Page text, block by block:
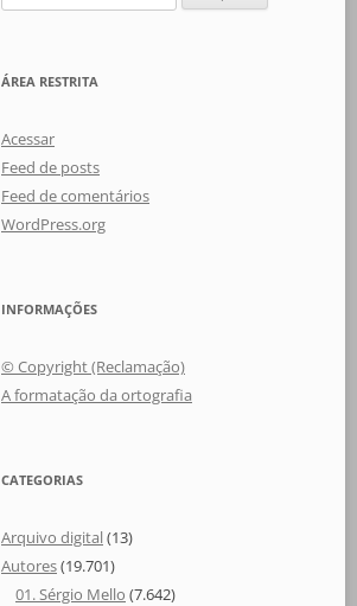
por:
ÁREA RESTRITA
Acessar
Feed de posts
Feed de comentários
WordPress.org
INFORMAÇÕES
© Copyright (Reclamação)
A formatação da ortografia
CATEGORIAS
Arquivo digital(13)
Autores(19.701)
01. Sérgio Mello (7.642)